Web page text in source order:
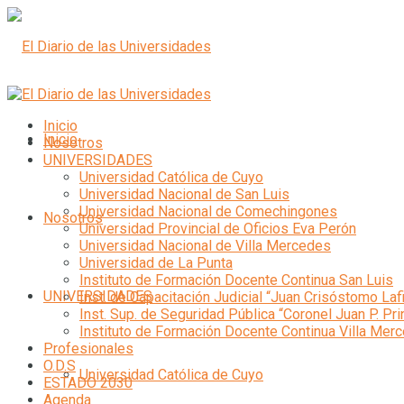
Inicio
Nosotros
UNIVERSIDADES
Universidad Católica de Cuyo
Inicio
Nosotros
UNIVERSIDADES
Universidad Católica de Cuyo
Universidad Nacional de San Luis
Universidad Nacional de Comechingones
Universidad Provincial de Oficios Eva Perón
Universidad Nacional de Villa Mercedes
Universidad de La Punta
Instituto de Formación Docente Continua San Luis
Inst. de Capacitación Judicial “Juan Crisóstomo
Inst. Sup. de Seguridad Pública “Coronel Juan P.
Instituto de Formación Docente Continua Villa
Profesionales
O.D.S
ESTADO 2030
Agenda